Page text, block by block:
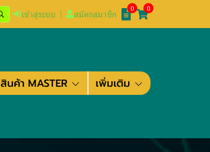
เข้าสู่ระบบ สมัครสมาชิก
0 0
สินค้า MASTER เพิ่มเติม